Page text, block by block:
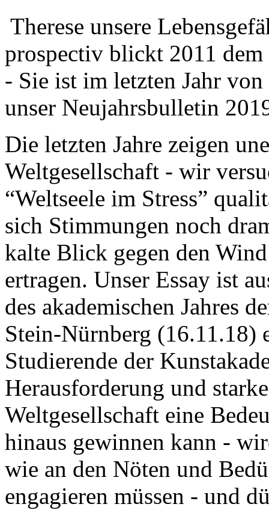
Therese unsere
prospectiv blickt 2011
- Sie ist im letzten Jahr
unser Neujahrsbulletin
Die letzten Jahre zeigen
Weltgesellschaft - wir
“Weltseele im Stress”
sich Stimmungen noch
kalte Blick gegen den
ertragen. Unser Essay ist
des akademischen Jahres
Stein-Nürnberg (16.11.18)
Studierende der
Herausforderung und
Weltgesellschaft eine
hinaus gewinnen kann -
wie an den Nöten und
engagieren müssen - und